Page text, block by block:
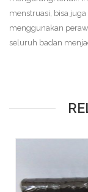
menstruasi, bisa
menggunakan
seluruh badan